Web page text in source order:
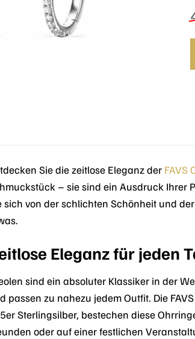
Sie die zeitlose Eleganz der FAVS
– sie sind ein Ausdruck Ihrer
sich von der schlichten Schönheit und
Eleganz für jeden
sind ein absoluter Klassiker in der
passen zu nahezu jedem Outfit. Die
Sterlingsilber, bestechen diese
oder auf einer festlichen